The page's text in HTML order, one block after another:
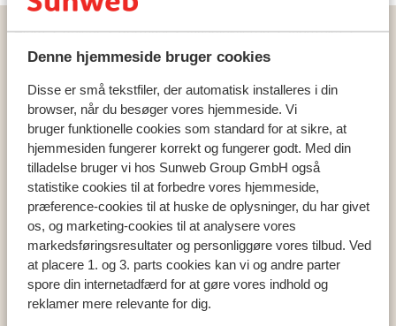
Denne hjemmeside bruger cookies
Disse er små tekstfiler, der automatisk installeres i din
browser, når du besøger vores hjemmeside. Vi
bruger funktionelle cookies som standard for at sikre, at
hjemmesiden fungerer korrekt og fungerer godt. Med din
tilladelse bruger vi hos Sunweb Group GmbH også
statistike cookies til at forbedre vores hjemmeside,
præference-cookies til at huske de oplysninger, du har givet
os, og marketing-cookies til at analysere vores
markedsføringsresultater og personliggøre vores tilbud. Ved
at placere 1. og 3. parts cookies kan vi og andre parter
spore din internetadfærd for at gøre vores indhold og
reklamer mere relevante for dig.
Hjem Rejser Portugal Algarvekysten
Albufeira
Vila Channa Hotel
Populære lande
Tyrkiet
Grækenland
Egypten
Cypern
Populære regioner